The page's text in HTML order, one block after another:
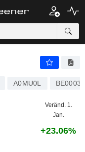
A0MU0L
Veränd. 1.
Jan.
+23.06%